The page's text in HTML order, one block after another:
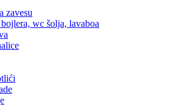
zavesu
wc šolja, lavaboa